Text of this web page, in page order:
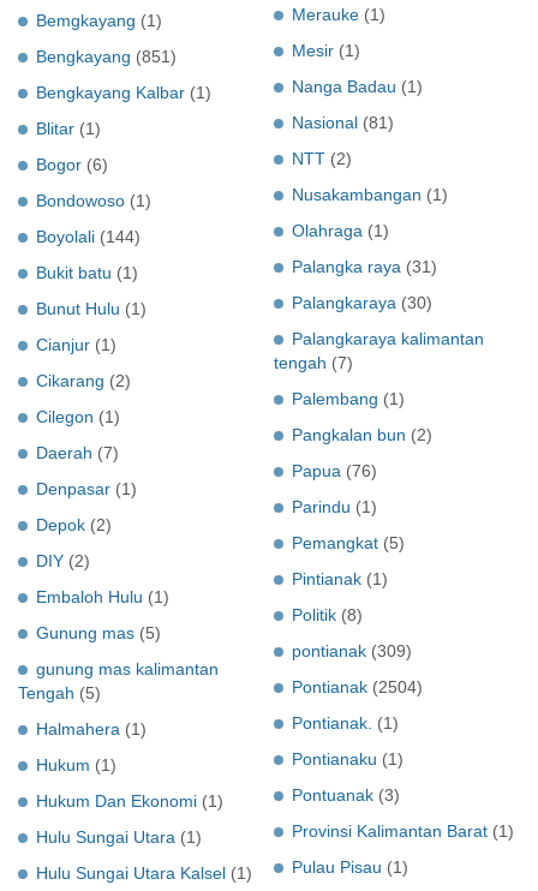
Bemgkayang (1)
Bengkayang (851)
Bengkayang Kalbar (1)
Blitar (1)
Bogor (6)
Bondowoso (1)
Boyolali (144)
Bukit batu (1)
Bunut Hulu (1)
Cianjur (1)
Cikarang (2)
Cilegon (1)
Daerah (7)
Denpasar (1)
Depok (2)
DIY (2)
Embaloh Hulu (1)
Gunung mas (5)
gunung mas kalimantan
Tengah (5)
Halmahera (1)
Hukum (1)
Hukum Dan Ekonomi (1)
Hulu Sungai Utara (1)
Hulu Sungai Utara Kalsel (1)
Merauke (1)
Mesir (1)
Nanga Badau (1)
Nasional (81)
NTT (2)
Nusakambangan (1)
Olahraga (1)
Palangka raya (31)
Palangkaraya (30)
Palangkaraya kalimantan
tengah (7)
Palembang (1)
Pangkalan bun (2)
Papua (76)
Parindu (1)
Pemangkat (5)
Pintianak (1)
Politik (8)
pontianak (309)
Pontianak (2504)
Pontianak. (1)
Pontianaku (1)
Pontuanak (3)
Provinsi Kalimantan Barat (1)
Pulau Pisau (1)